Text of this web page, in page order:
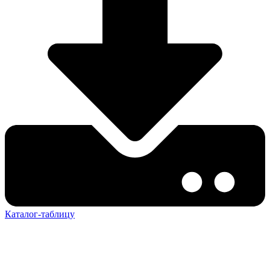
Каталог-таблицу